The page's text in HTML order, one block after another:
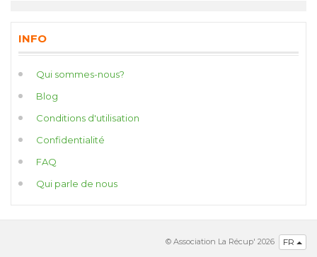
INFO
Qui sommes-nous?
Blog
Conditions d'utilisation
Confidentialité
FAQ
Qui parle de nous
FR
© Association La Récup' 2026